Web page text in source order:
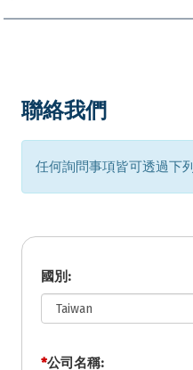
聯絡我們
任何詢問事項皆可透過下
國別:
*公司名稱: